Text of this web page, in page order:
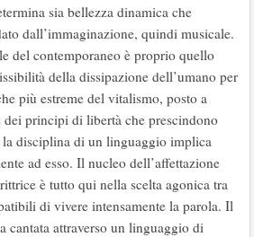
sia bellezza dinamica che
dall’immaginazione, quindi musicale.
del contemporaneo è proprio quello
della dissipazione dell’umano per
più estreme del vitalismo, posto a
principi di libertà che prescindono
la disciplina di un linguaggio implica
ad esso. Il nucleo dell’affettazione
è tutto qui nella scelta agonica tra
di vivere intensamente la parola. Il
cantata attraverso un linguaggio di